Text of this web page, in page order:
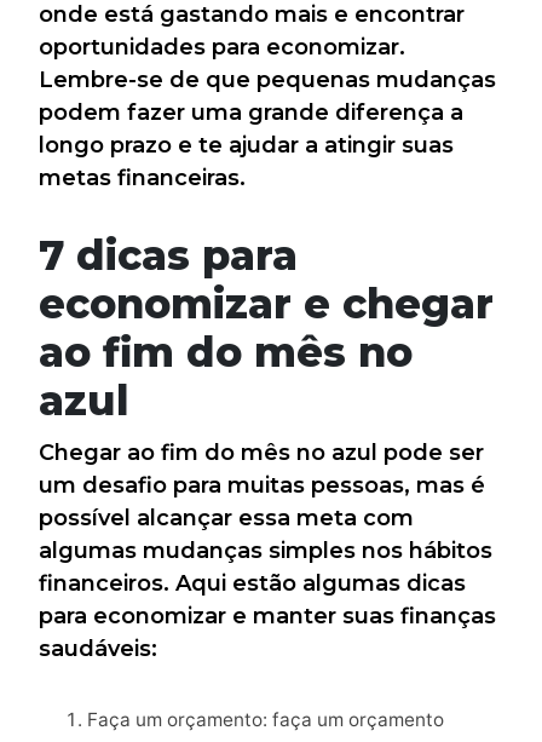
onde está gastando mais e encontrar
oportunidades para economizar.
Lembre-se de que pequenas mudanças
podem fazer uma grande diferença a
longo prazo e te ajudar a atingir suas
metas financeiras.
7 dicas para
economizar e chegar
ao fim do mês no
azul
Chegar ao fim do mês no azul pode ser
um desafio para muitas pessoas, mas é
possível alcançar essa meta com
algumas mudanças simples nos hábitos
financeiros. Aqui estão algumas dicas
para economizar e manter suas finanças
saudáveis:
Faça um orçamento: faça um orçamento